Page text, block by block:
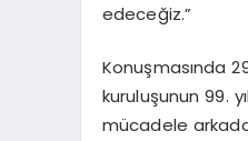
edeceğiz.”
Konuşmasında
kuruluşunun 99.
mücadele